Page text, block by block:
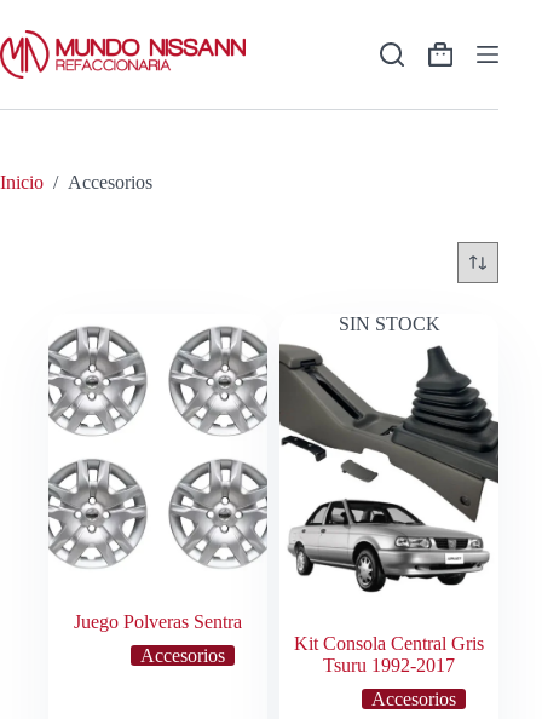
contenido
Shopping
Inicio / Accesorios
Juego Polveras Sentra
Accesorios
SIN STOCK
Kit Consola Central Gris
Tsuru 1992-2017
Accesorios